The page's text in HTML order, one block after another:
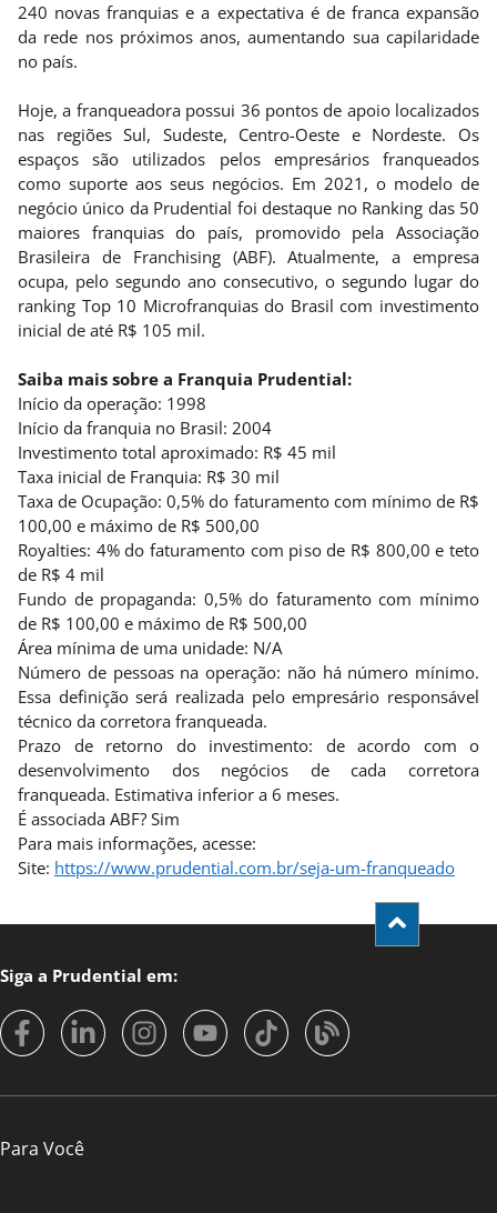
240 novas franquias e a expectativa é de franca expansão
da rede nos próximos anos, aumentando sua capilaridade
no país.
Hoje, a franqueadora possui 36 pontos de apoio localizados
nas regiões Sul, Sudeste, Centro-Oeste e Nordeste. Os
espaços são utilizados pelos empresários franqueados
como suporte aos seus negócios. Em 2021, o modelo de
negócio único da Prudential foi destaque no Ranking das 50
maiores franquias do país, promovido pela Associação
Brasileira de Franchising (ABF). Atualmente, a empresa
ocupa, pelo segundo ano consecutivo, o segundo lugar do
ranking Top 10 Microfranquias do Brasil com investimento
inicial de até R$ 105 mil.
Saiba mais sobre a Franquia Prudential:
Início da operação: 1998
Início da franquia no Brasil: 2004
Investimento total aproximado: R$ 45 mil
Taxa inicial de Franquia: R$ 30 mil
Taxa de Ocupação: 0,5% do faturamento com mínimo de R$
100,00 e máximo de R$ 500,00
Royalties: 4% do faturamento com piso de R$ 800,00 e teto
de R$ 4 mil
Fundo de propaganda: 0,5% do faturamento com mínimo
de R$ 100,00 e máximo de R$ 500,00
Área mínima de uma unidade: N/A
Número de pessoas na operação: não há número mínimo.
Essa definição será realizada pelo empresário responsável
técnico da corretora franqueada.
Prazo de retorno do investimento: de acordo com o
desenvolvimento dos negócios de cada corretora
franqueada. Estimativa inferior a 6 meses.
É associada ABF? Sim
Para mais informações, acesse:
Site: https://www.prudential.com.br/seja-um-franqueado
Siga a Prudential em:
Para Você